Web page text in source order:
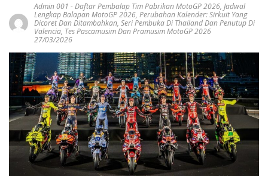
Admin 001 -Daftar Pembalap Tim Pabrikan MotoGP 2026, Jadwal
Lengkap Balapan MotoGP 2026, Perubahan Kalender: Sirkuit Yang
Dicoret Dan Ditambahkan, Seri Pembuka Di Thailand Dan Penutup Di
Valencia, Tes Pascamusim Dan Pramusim MotoGP 2026
27/03/2026